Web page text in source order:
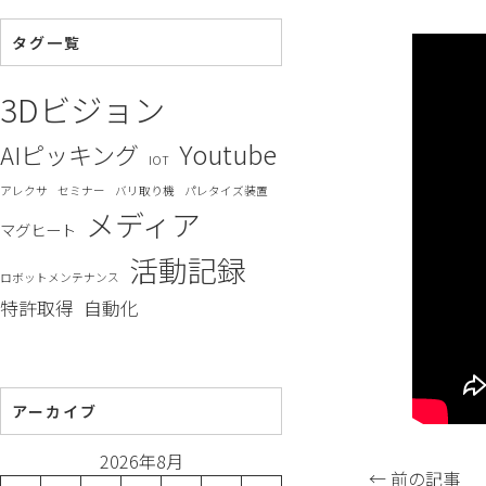
タグ一覧
3Dビジョン
AIピッキング IOT Youtube
アレクサ セミナー バリ取り機 パレタイズ装置
マグヒート メディア
ロボットメンテナンス 活動記録
特許取得 自動化
アーカイブ
2026年8月
← 前の記事